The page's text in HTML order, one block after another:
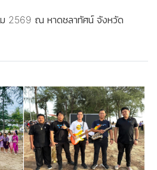
2569 ณ หาดชลาทัศน์ จังหวัด